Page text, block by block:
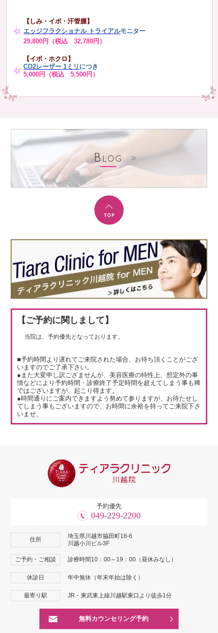
【しみ・イボ・汗管腫】
エッジフラクショナル トライアルモニター
29,800円（税込 32,780円）
【イボ・ホクロ】
CO2レーザー 1ミリ につき
5,000円（税込 5,500円）
【ご予約に関しまして】
当院は、予約優先となっております。
■予約時間より遅れてご来院された場合、お待ち頂くことがござ
いますのでご了承下さい。
●また大変申し訳ござませんが、美容医療の特性上、想定外の事
情などにより予約時間・診療終了予定時間を超えてしまう事も稀
ではございますが、起こり得ます。
●時間通りにご案内できますよう努めて参りますが、お待たせし
てしまう事もございますので、お時間に余裕を持ってご来院下さ
いませ。
予約優先
049-229-2200
住所
埼玉県川越市脇田町18-6
川越小川ビル3F
ご予約・ご相談 診療時間10：00～19：00（昼休みなし）
休診日 年中無休（年末年始は除く）
最寄り駅 JR・東武東上線川越駅東口より徒歩1分
無料カウンセリング予約